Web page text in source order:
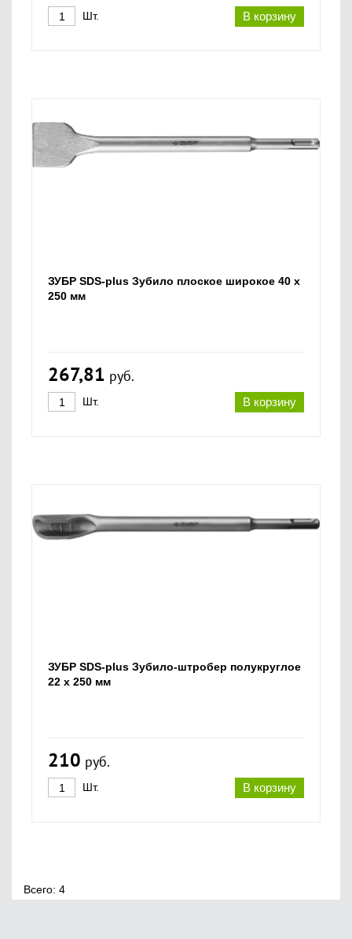
В корзину
Шт.
ЗУБР SDS-plus Зубило плоское широкое 40 x
250 мм
267,81 руб.
В корзину
Шт.
ЗУБР SDS-plus Зубило-штробер полукруглое
22 x 250 мм
210 руб.
В корзину
Шт.
Всего: 4